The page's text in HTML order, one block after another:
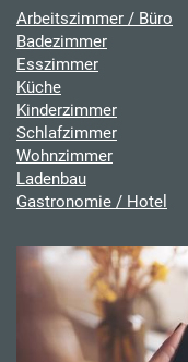
Arbeitszimmer / Büro
Badezimmer
Esszimmer
Küche
Kinderzimmer
Schlafzimmer
Wohnzimmer
Ladenbau
Gastronomie / Hotel